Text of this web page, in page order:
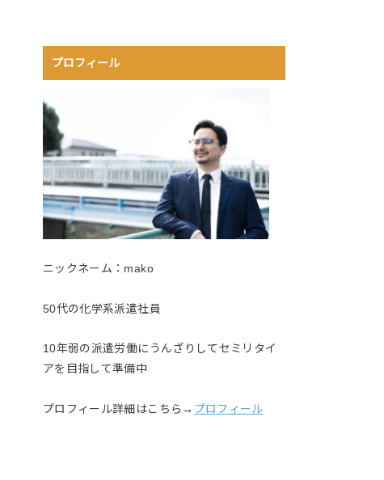
プロフィール
ニックネーム：mako
50代の化学系派遣社員
10年弱の派遣労働にうんざりしてセミリタイ
アを目指して準備中
プロフィール詳細はこちら→ プロフィール